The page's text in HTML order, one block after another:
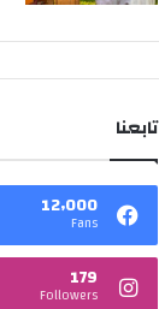
تابعنا
12٬000
Fans
179
Followers